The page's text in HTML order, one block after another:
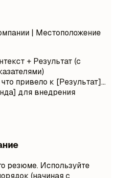
| Местоположение
+ Результат (с
привело к [Результат]...
для внедрения
резюме. Используйте
(начиная с